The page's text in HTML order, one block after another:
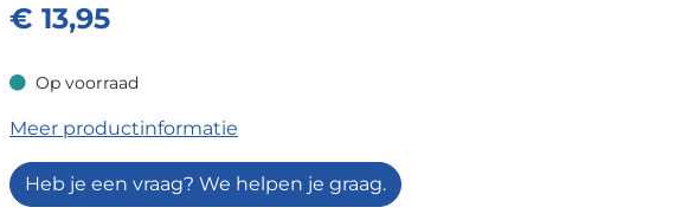
€ 13,95
Op voorraad
Op voorraad
Meer productinformatie
Heb je een vraag? We helpen je graag.